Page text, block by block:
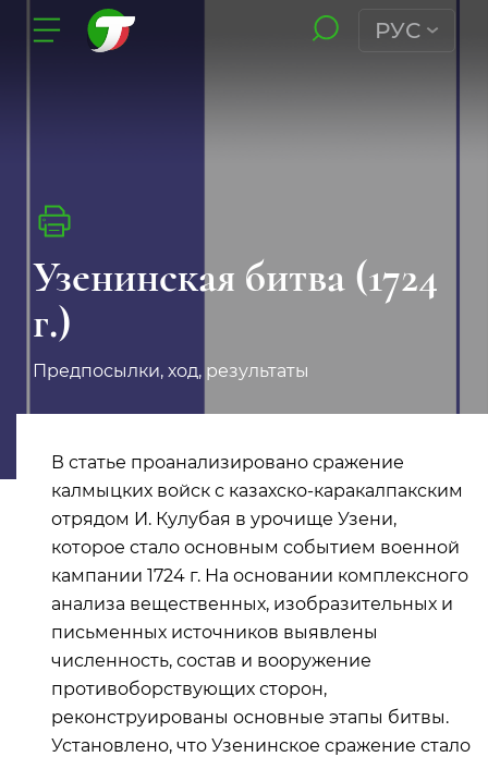
РУС
Узенинская битва (1724
г.)
Предпосылки, ход, результаты
В статье проанализировано сражение
калмыцких войск с казахско-каракалпакским
отрядом И. Кулубая в урочище Узени,
которое стало основным событием военной
кампании 1724 г. На основании комплексного
анализа вещественных, изобразительных и
письменных источников выявлены
численность, состав и вооружение
противоборствующих сторон,
реконструированы основные этапы битвы.
Установлено, что Узенинское сражение стало